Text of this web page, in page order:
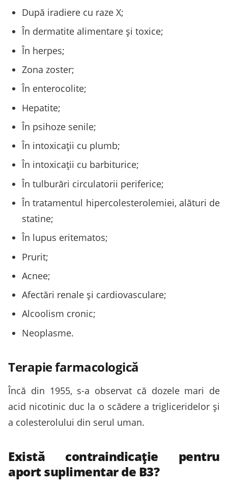
După iradiere cu raze X;
În dermatite alimentare și toxice;
În herpes;
Zona zoster;
În enterocolite;
Hepatite;
În psihoze senile;
În intoxicații cu plumb;
În intoxicații cu barbiturice;
În tulburări circulatorii periferice;
În tratamentul hipercolesterolemiei, alături de
statine;
În lupus eritematos;
Prurit;
Acnee;
Afectări renale și cardiovasculare;
Alcoolism cronic;
Neoplasme.
Terapie farmacologică
Încă din 1955, s-a observat că dozele mari de
acid nicotinic duc la o scădere a trigliceridelor și
a colesterolului din serul uman.
Există contraindicație pentru
aport suplimentar de B3?